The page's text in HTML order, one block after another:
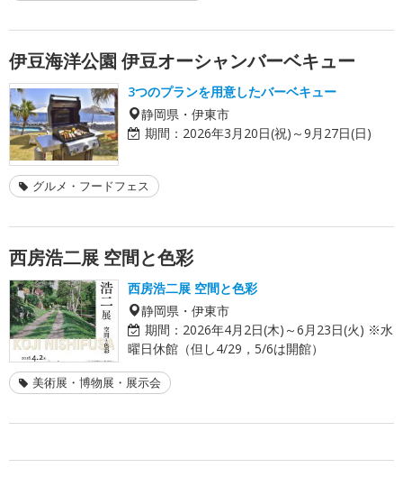
伊豆海洋公園 伊豆オーシャンバーベキュー
3つのプランを用意したバーベキュー
静岡県・伊東市
期間： 2026年3月20日(祝)～9月27日(日)
グルメ・フードフェス
西房浩二展 空間と色彩
西房浩二展 空間と色彩
静岡県・伊東市
期間： 2026年4月2日(木)～6月23日(火) ※水
曜日休館（但し4/29，5/6は開館）
美術展・博物展・展示会